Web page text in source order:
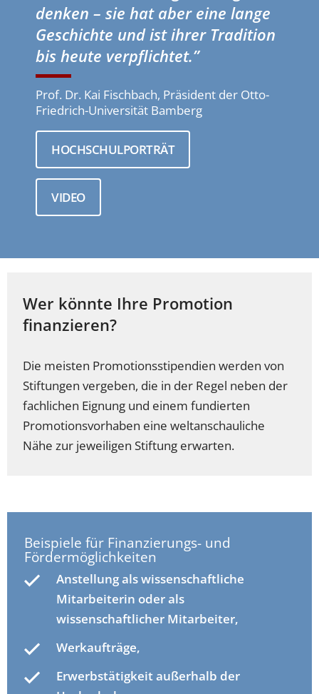
denken – sie hat aber eine lange
Geschichte und ist ihrer Tradition
bis heute verpflichtet.”
Prof. Dr. Kai Fischbach, Präsident der Otto-
Friedrich-Universität Bamberg
HOCHSCHULPORTRÄT
VIDEO
Wer könnte Ihre Promotion
finanzieren?
Die meisten Promotionsstipendien werden von
Stiftungen vergeben, die in der Regel neben der
fachlichen Eignung und einem fundierten
Promotionsvorhaben eine weltanschauliche
Nähe zur jeweiligen Stiftung erwarten.
Beispiele für Finanzierungs- und
Fördermöglichkeiten
Anstellung als wissenschaftliche
Mitarbeiterin oder als
wissenschaftlicher Mitarbeiter,
Werkaufträge,
Erwerbstätigkeit außerhalb der